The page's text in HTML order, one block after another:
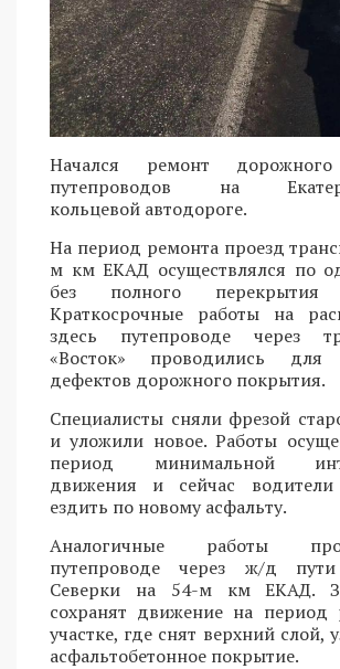
Начался ремонт
путепроводов на
кольцевой автодороге.
На период ремонта проезд
м км ЕКАД осуществлялся по
без полного перекрытия
Краткосрочные работы на
здесь путепроводе через
«Восток» проводились для
дефектов дорожного покрытия.
Специалисты сняли фрезой
и уложили новое. Работы
период минимальной
движения и сейчас
ездить по новому асфальту.
Аналогичные работы
путепроводе через ж/д
Северки на 54-м км ЕКАД.
сохранят движение на период
участке, где снят верхний слой,
асфальтобетонное покрытие.